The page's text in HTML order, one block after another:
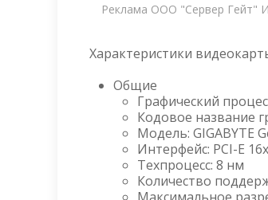
Реклама ООО "Сервер Гейт"
Характеристики
Общие
Графический
Кодовое название
Модель: GIGABYTE
Интерфейс: PCI-E
Техпроцесс: 8 нм
Количество